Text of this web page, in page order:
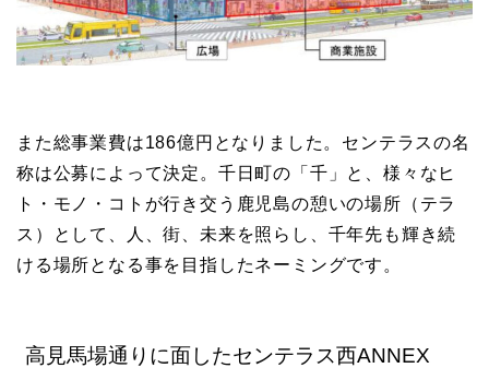
また総事業費は186億円となりました。センテラスの名
称は公募によって決定。千日町の「千」と、様々なヒ
ト・モノ・コトが行き交う鹿児島の憩いの場所（テラ
ス）として、人、街、未来を照らし、千年先も輝き続
ける場所となる事を目指したネーミングです。
高見馬場通りに面したセンテラス西ANNEX